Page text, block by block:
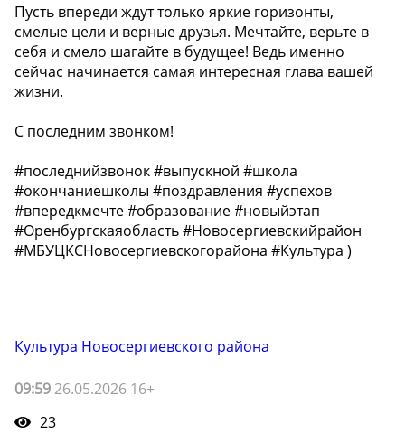
Пусть впереди ждут только яркие горизонты,
смелые цели и верные друзья. Мечтайте, верьте в
себя и смело шагайте в будущее! Ведь именно
сейчас начинается самая интересная глава вашей
жизни.
С последним звонком!
#последнийзвонок #выпускной #школа
#окончаниешколы #поздравления #успехов
#впередкмечте #образование #новыйэтап
#Оренбургскаяобласть #Новосергиевскийрайон
#МБУЦКСНовосергиевскогорайона #Культура )
Культура Новосергиевского района
09:59 26.05.2026 16+
23